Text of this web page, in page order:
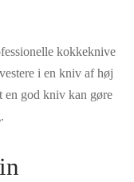
kokkeknive
i en kniv af høj
en god kniv kan gøre